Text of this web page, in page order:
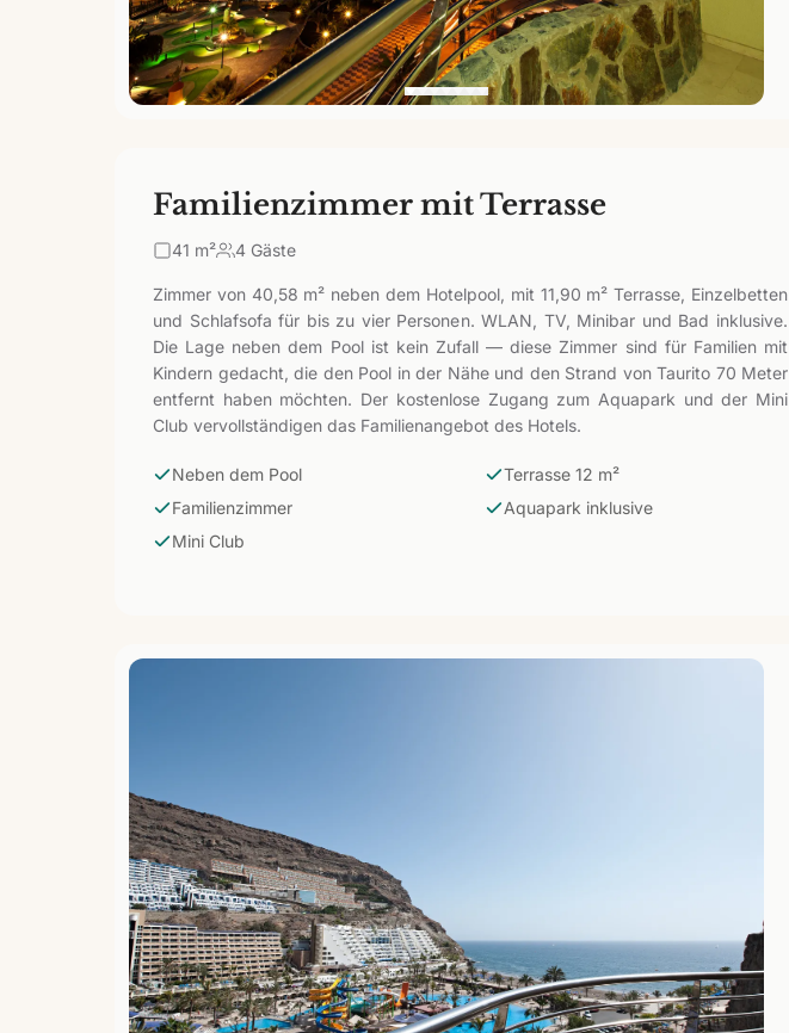
Familienzimmer mit Terrasse
41 m² 4 Gäste
Zimmer von 40,58 m² neben dem Hotelpool, mit 11,90 m² Terrasse, Einzelbetten
und Schlafsofa für bis zu vier Personen. WLAN, TV, Minibar und Bad inklusive.
Die Lage neben dem Pool ist kein Zufall — diese Zimmer sind für Familien mit
Kindern gedacht, die den Pool in der Nähe und den Strand von Taurito 70 Meter
entfernt haben möchten. Der kostenlose Zugang zum Aquapark und der Mini
Club vervollständigen das Familienangebot des Hotels.
Neben dem Pool
Terrasse 12 m²
Familienzimmer
Aquapark inklusive
Mini Club